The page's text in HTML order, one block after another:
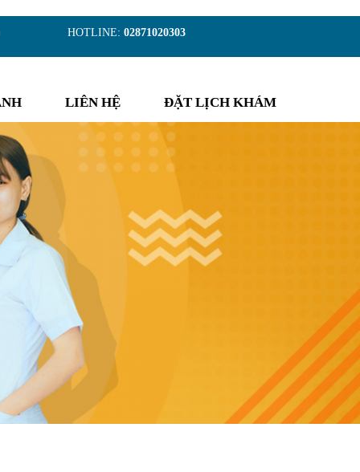
HOTLINE: 02871020303
LIÊN HỆ ĐẶT LỊCH KHÁM